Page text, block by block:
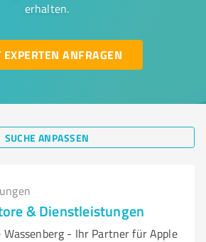
erhalten.
EXPERTEN ANFRAGEN
SUCHE ANPASSEN
& Dienstleistungen
Wassenberg - Ihr Partner für Apple